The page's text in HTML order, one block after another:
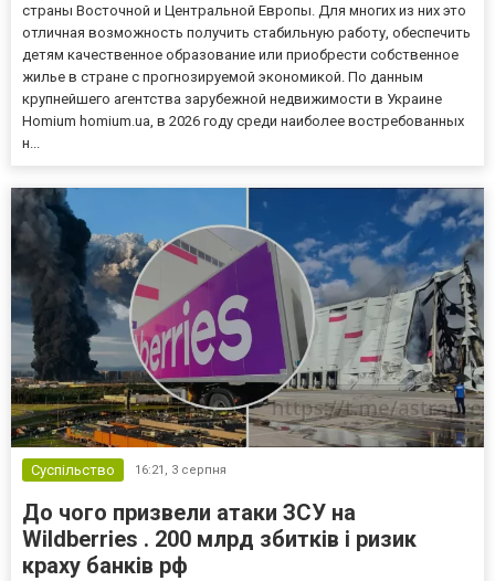
страны Восточной и Центральной Европы. Для многих из них это
отличная возможность получить стабильную работу, обеспечить
детям качественное образование или приобрести собственное
жилье в стране с прогнозируемой экономикой. По данным
крупнейшего агентства зарубежной недвижимости в Украине
Homium homium.ua, в 2026 году среди наиболее востребованных
н...
Суспільство 16:21, 3 серпня
До чого призвели атаки ЗСУ на
Wildberries . 200 млрд збитків і ризик
краху банків рф